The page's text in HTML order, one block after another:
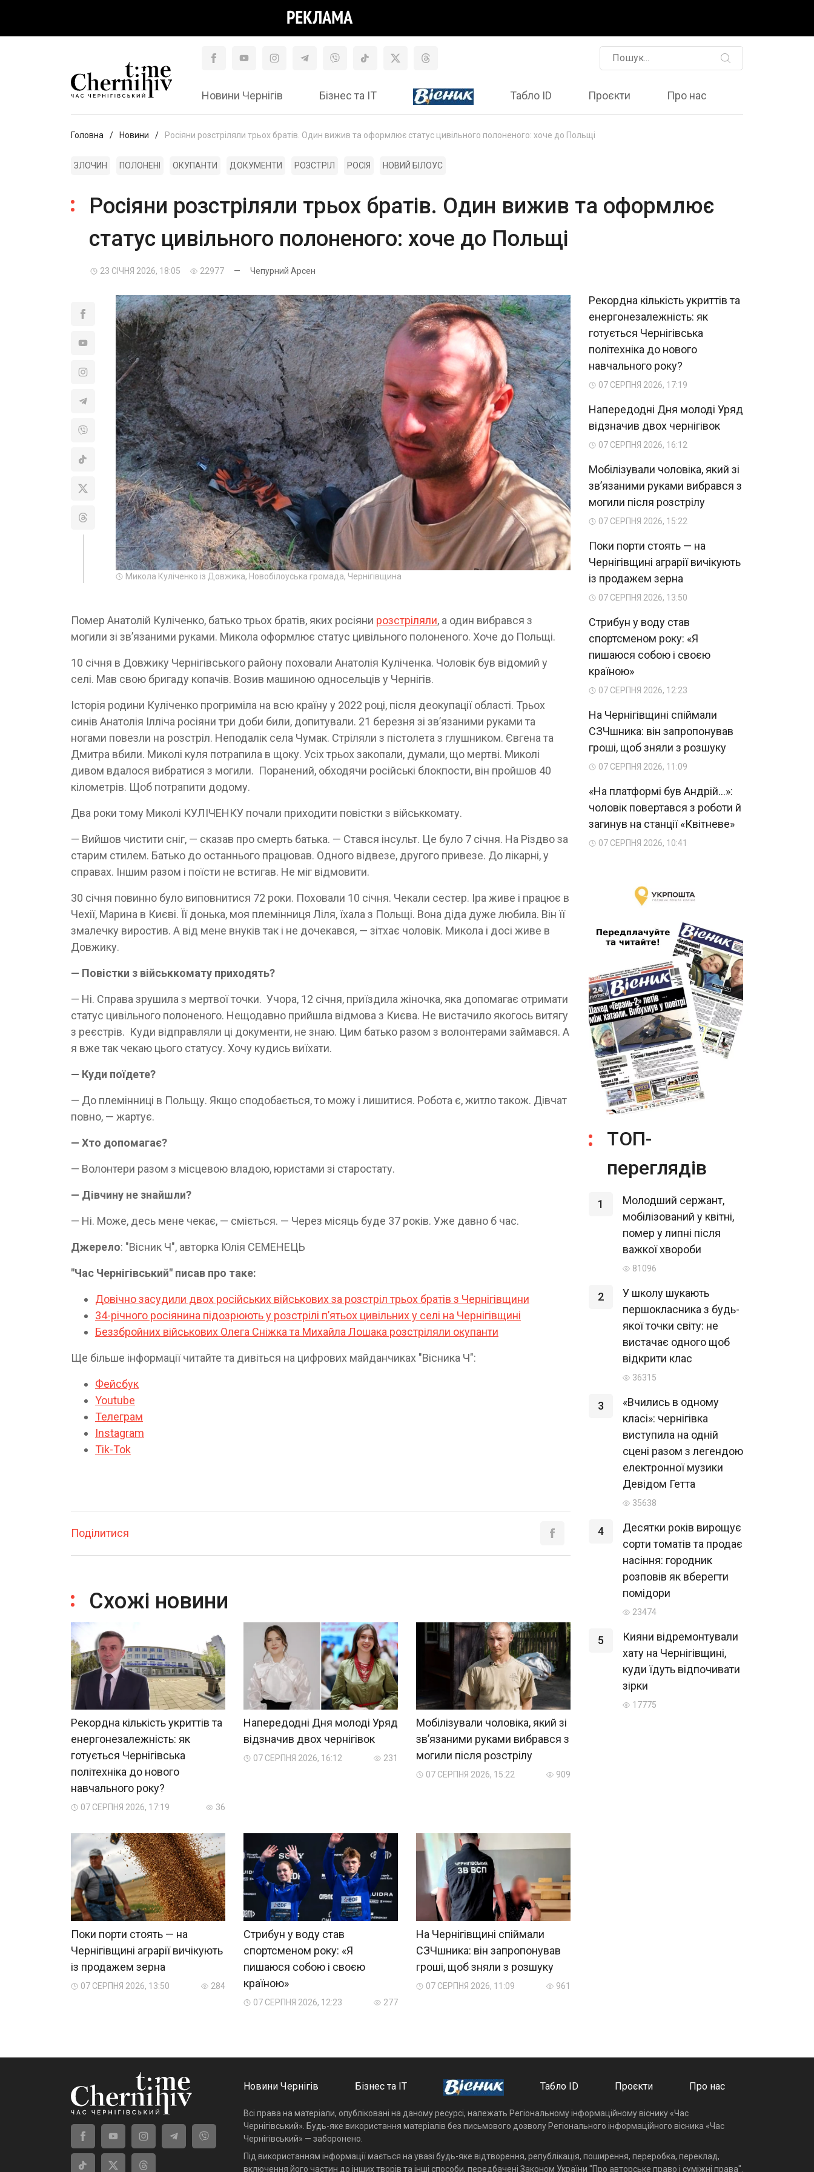
Новини Чернігів Бізнес та ІТ Табло ID Проєкти Про нас
Головна Новини Росіяни розстріляли трьох братів. Один вижив та оформлює статус цивільного полоненого: хоче до Польщі
ЗЛОЧИН ПОЛОНЕНІ ОКУПАНТИ ДОКУМЕНТИ РОЗСТРІЛ РОСІЯ НОВИЙ БІЛОУС
Росіяни розстріляли трьох братів. Один вижив та оформлює
статус цивільного полоненого: хоче до Польщі
23 СІЧНЯ 2026, 18:05 22977 — Чепурний Арсен
Микола Куліченко із Довжика, Новобілоуська громада, Чернігівщина
Помер Анатолій Куліченко, батько трьох братів, яких росіяни розстріляли, а один вибрався з
могили зі зв’язаними руками. Микола оформлює статус цивільного полоненого. Хоче до Польщі.
10 січня в Довжику Чернігівського району поховали Анатолія Куліченка. Чоловік був відомий у
селі. Мав свою бригаду копачів. Возив машиною односельців у Чернігів.
Історія родини Куліченко прогриміла на всю країну у 2022 році, після деокупації області. Трьох
синів Анатолія Ілліча росіяни три доби били, допитували. 21 березня зі зв’язаними руками та
ногами повезли на розстріл. Неподалік села Чумак. Стріляли з пістолета з глушником. Євгена та
Дмитра вбили. Миколі куля потрапила в щоку. Усіх трьох закопали, думали, що мертві. Миколі
дивом вдалося вибратися з могили. Поранений, обходячи російські блокпости, він пройшов 40
кілометрів. Щоб потрапити додому.
Два роки тому Миколі КУЛІЧЕНКУ почали приходити повістки з військкомату.
— Вийшов чистити сніг, — сказав про смерть батька. — Стався інсульт. Це було 7 січня. На Різдво за
старим стилем. Батько до останнього працював. Одного відвезе, другого привезе. До лікарні, у
справах. Іншим разом і поїсти не встигав. Не міг відмовити.
30 січня повинно було виповнитися 72 роки. Поховали 10 січня. Чекали сестер. Іра живе і працює в
Чехії, Марина в Києві. Її донька, моя племінниця Ліля, їхала з Польщі. Вона діда дуже любила. Він її
змалечку виростив. А від мене внуків так і не дочекався, — зітхає чоловік. Микола і досі живе в
Довжику.
— Повістки з військкомату приходять?
— Ні. Справа зрушила з мертвої точки. Учора, 12 січня, приїздила жіночка, яка допомагає отримати
статус цивільного полоненого. Нещодавно прийшла відмова з Києва. Не вистачило якогось витягу
з реєстрів. Куди відправляли ці документи, не знаю. Цим батько разом з волонтерами займався. А
я вже так чекаю цього статусу. Хочу кудись виїхати.
— Куди поїдете?
— До племінниці в Польщу. Якщо сподобається, то можу і лишитися. Робота є, житло також. Дівчат
повно, — жартує.
— Хто допомагає?
— Волонтери разом з місцевою владою, юристами зі старос­тату.
— Дівчину не знайшли?
— Ні. Може, десь мене чекає, — сміється. — Через місяць буде 37 років. Уже давно б час.
Джерело: "Вісник Ч", авторка Юлія СЕМЕНЕЦЬ
"Час Чернігівський" писав про таке:
Довічно засудили двох російських військових за розстріл трьох братів з Чернігівщини
34-річного росіянина підозрюють у розстрілі пʼятьох цивільних у селі на Чернігівщині
Беззбройних військових Олега Сніжка та Михайла Лошака розстріляли окупанти
Ще більше інформації читайте та дивіться на цифрових майданчиках "Вісника Ч":
Фейсбук
Youtube
Телеграм
Instagram
Tik-Tok
Поділитися
Схожі новини
Рекордна кількість укриттів та
енергонезалежність: як
готується Чернігівська
політехніка до нового
навчального року?
07 СЕРПНЯ 2026, 17:19 36
Напередодні Дня молоді Уряд
відзначив двох чернігівок
07 СЕРПНЯ 2026, 16:12 231
Мобілізували чоловіка, який зі
зв’язаними руками вибрався з
могили після розстрілу
07 СЕРПНЯ 2026, 15:22 909
Поки порти стоять — на
Чернігівщині аграрії вичікують
із продажем зерна
07 СЕРПНЯ 2026, 13:50 284
Стрибун у воду став
спортсменом року: «Я
пишаюся собою і своєю
країною»
07 СЕРПНЯ 2026, 12:23 277
На Чернігівщині спіймали
СЗЧшника: він запропонував
гроші, щоб зняли з розшуку
07 СЕРПНЯ 2026, 11:09 961
Рекордна кількість укриттів та
енергонезалежність: як
готується Чернігівська
політехніка до нового
навчального року?
07 СЕРПНЯ 2026, 17:19
Напередодні Дня молоді Уряд
відзначив двох чернігівок
07 СЕРПНЯ 2026, 16:12
Мобілізували чоловіка, який зі
зв’язаними руками вибрався з
могили після розстрілу
07 СЕРПНЯ 2026, 15:22
Поки порти стоять — на
Чернігівщині аграрії вичікують
із продажем зерна
07 СЕРПНЯ 2026, 13:50
Стрибун у воду став
спортсменом року: «Я
пишаюся собою і своєю
країною»
07 СЕРПНЯ 2026, 12:23
На Чернігівщині спіймали
СЗЧшника: він запропонував
гроші, щоб зняли з розшуку
07 СЕРПНЯ 2026, 11:09
«На платформі був Андрій...»:
чоловік повертався з роботи й
загинув на станції «Квітневе»
07 СЕРПНЯ 2026, 10:41
ТОП-
переглядів
1
Молодший сержант,
мобілізований у квітні,
помер у липні після
важкої хвороби
81096
2
У школу шукають
першокласника з будь-
якої точки світу: не
вистачає одного щоб
відкрити клас
36315
3
«Вчились в одному
класі»: чернігівка
виступила на одній
сцені разом з легендою
електронної музики
Девідом Гетта
35638
4
Десятки років вирощує
сорти томатів та продає
насіння: городник
розповів як вберегти
помідори
23474
5
Кияни відремонтували
хату на Чернігівщині,
куди їдуть відпочивати
зірки
17775
Новини Чернігів Бізнес та ІТ Табло ID Проєкти Про нас
Всі права на матеріали, опубліковані на даному ресурсі, належать Регіональному інформаційному віснику «Час
Чернігівський». Будь-яке використання матеріалів без письмового дозволу Регіонального інформаційного вісника «Час
Чернігівський» — заборонено.
Під використанням інформації мається на увазі будь-яке відтворення, републікація, поширення, переробка, переклад,
включення його частин до інших творів та інші способи, передбачені Законом України "Про авторське право і суміжні права".